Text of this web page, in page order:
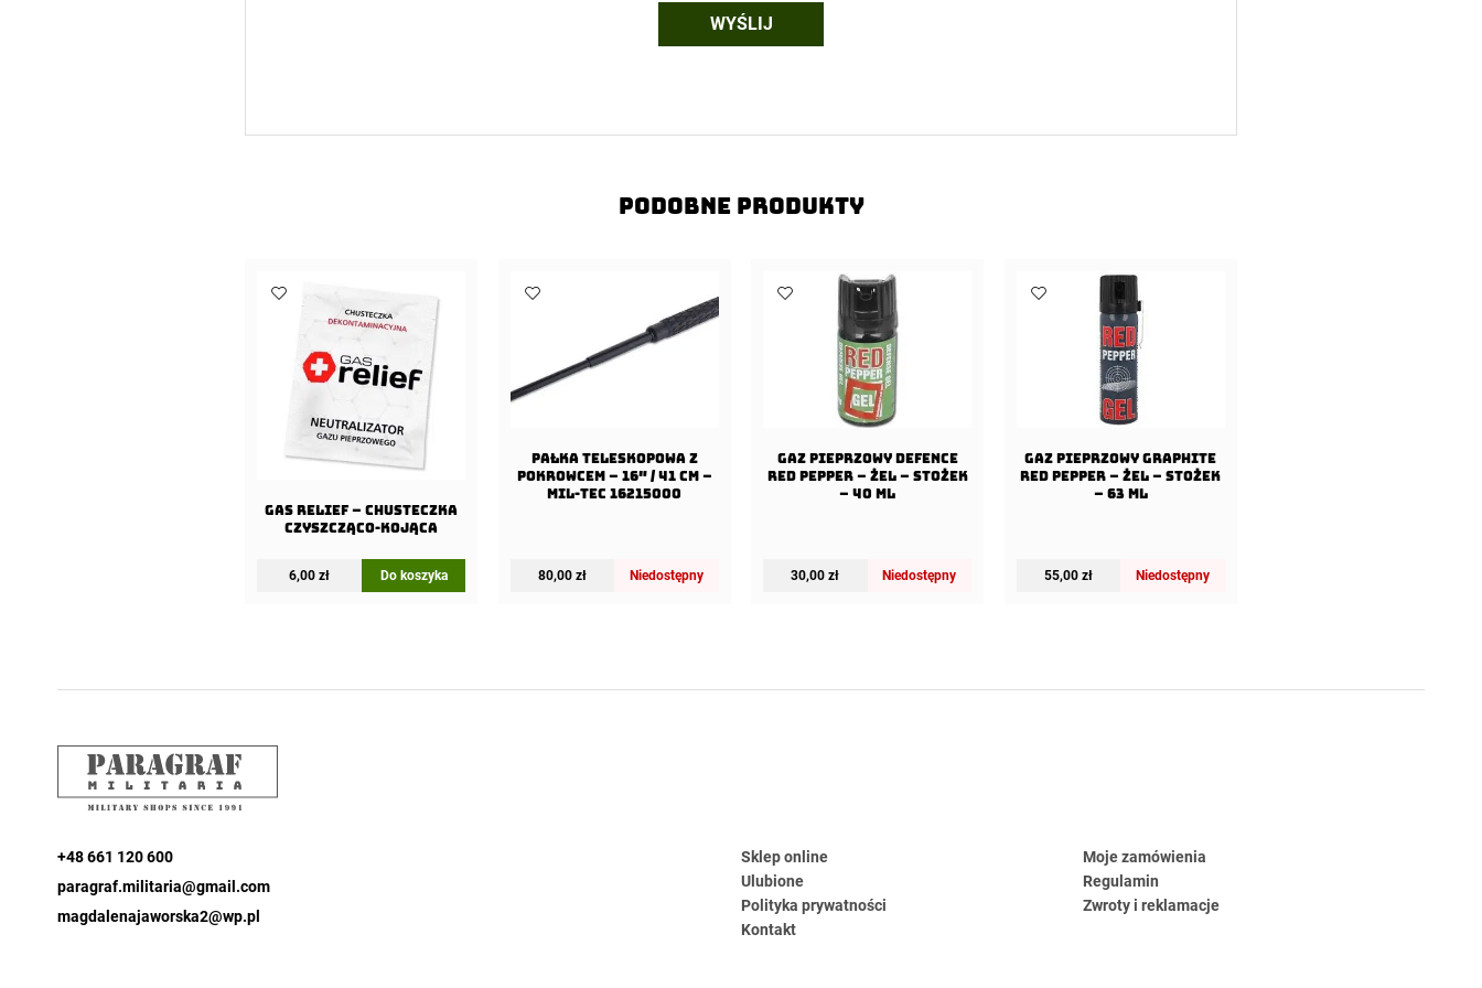
Podobne produkty
Gas Relief – Chusteczka
czyszcząco-kojąca
6,00 zł Do koszyka
Pałka teleskopowa z
pokrowcem – 16″ / 41 cm –
Mil-Tec 16215000
80,00 zł Niedostępny
Gaz pieprzowy Defence
Red Pepper – Żel – Stożek
– 40 ml
30,00zł Niedostępny
Gaz pieprzowy Graphite
Red Pepper – Żel – Stożek
– 63 ml
55,00 zł Niedostępny
+48 661 120 600
paragraf.militaria@gmail.com
magdalenajaworska2@wp.pl
Sklep online
Moje zamówienia
Ulubione
Regulamin
Polityka prywatności
Zwroty i reklamacje
Kontakt